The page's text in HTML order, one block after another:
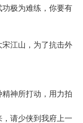
极为难练，你要有
江山，为了抗击外
神所打动，用力拍
请少侠到我府上一